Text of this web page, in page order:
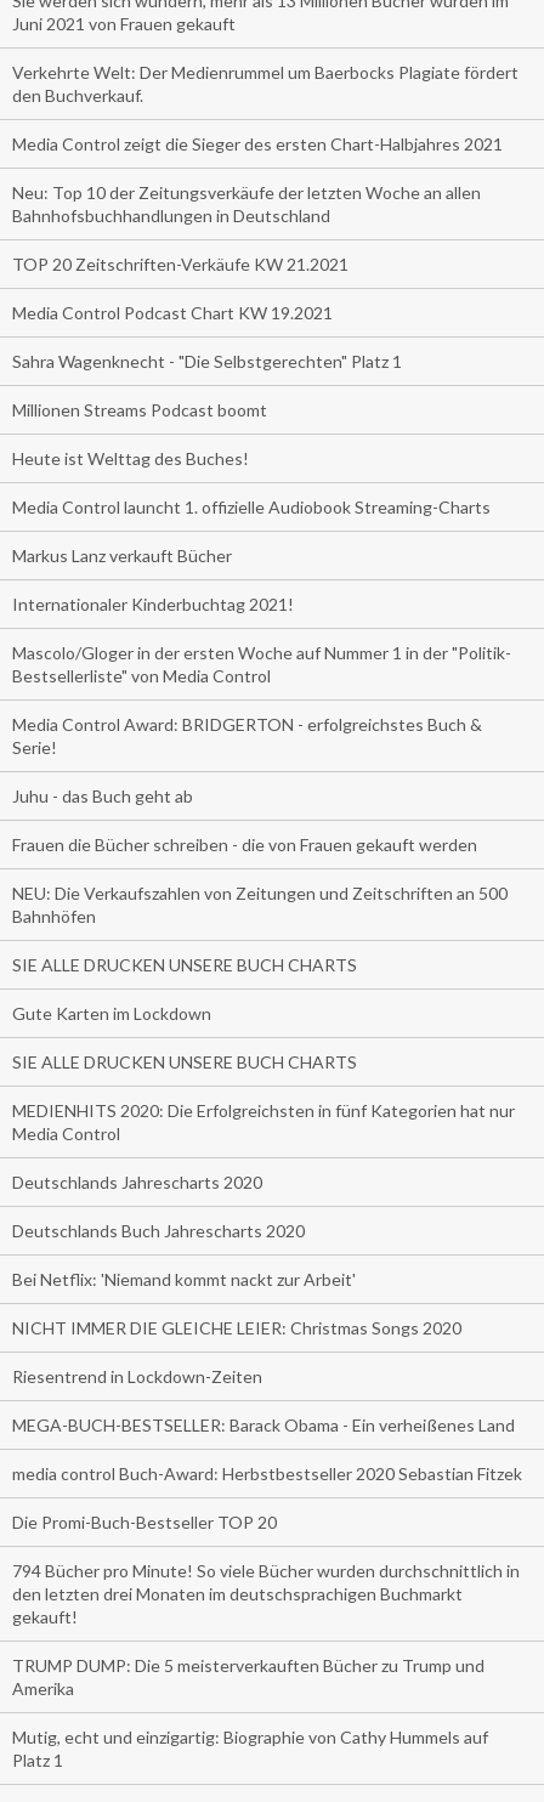
Juni 2021 von Frauen gekauft
Verkehrte Welt: Der Medienrummel um Baerbocks Plagiate fördert
den Buchverkauf.
Media Control zeigt die Sieger des ersten Chart-Halbjahres 2021
Neu: Top 10 der Zeitungsverkäufe der letzten Woche an allen
Bahnhofsbuchhandlungen in Deutschland
TOP 20 Zeitschriften-Verkäufe KW 21.2021
Media Control Podcast Chart KW 19.2021
Sahra Wagenknecht - "Die Selbstgerechten" Platz 1
Millionen Streams Podcast boomt
Heute ist Welttag des Buches!
Media Control launcht 1. offizielle Audiobook Streaming-Charts
Markus Lanz verkauft Bücher
Internationaler Kinderbuchtag 2021!
Mascolo/Gloger in der ersten Woche auf Nummer 1 in der "Politik-
Bestsellerliste" von Media Control
Media Control Award: BRIDGERTON - erfolgreichstes Buch &
Serie!
Juhu - das Buch geht ab
Frauen die Bücher schreiben - die von Frauen gekauft werden
NEU: Die Verkaufszahlen von Zeitungen und Zeitschriften an 500
Bahnhöfen
SIE ALLE DRUCKEN UNSERE BUCH CHARTS
Gute Karten im Lockdown
SIE ALLE DRUCKEN UNSERE BUCH CHARTS
MEDIENHITS 2020: Die Erfolgreichsten in fünf Kategorien hat nur
Media Control
Deutschlands Jahrescharts 2020
Deutschlands Buch Jahrescharts 2020
Bei Netflix: 'Niemand kommt nackt zur Arbeit'
NICHT IMMER DIE GLEICHE LEIER: Christmas Songs 2020
Riesentrend in Lockdown-Zeiten
MEGA-BUCH-BESTSELLER: Barack Obama - Ein verheißenes Land
media control Buch-Award: Herbstbestseller 2020 Sebastian Fitzek
Die Promi-Buch-Bestseller TOP 20
794 Bücher pro Minute! So viele Bücher wurden durchschnittlich in
den letzten drei Monaten im deutschsprachigen Buchmarkt
gekauft!
TRUMP DUMP: Die 5 meisterverkauften Bücher zu Trump und
Amerika
Mutig, echt und einzigartig: Biographie von Cathy Hummels auf
Platz 1